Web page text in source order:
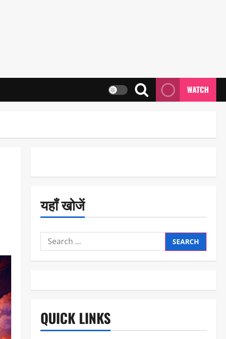
WATCH
यहाँ खोजें
Search
for:
QUICK LINKS